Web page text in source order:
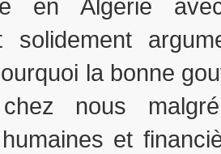
en Algérie
solidement
la bonne
nous
et